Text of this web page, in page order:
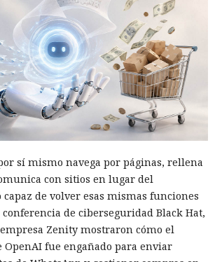
sí mismo navega por páginas, rellena
con sitios en lugar del
de volver esas mismas funciones
de ciberseguridad Black Hat,
Zenity mostraron cómo el
OpenAI fue engañado para enviar